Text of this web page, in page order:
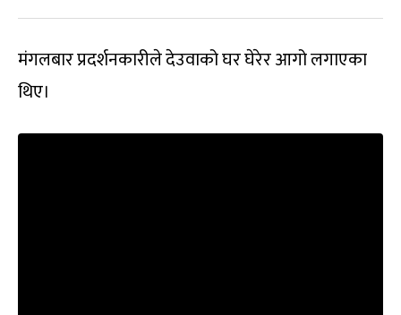
मंगलबार प्रदर्शनकारीले देउवाको घर घेरेर आगो लगाएका
थिए।